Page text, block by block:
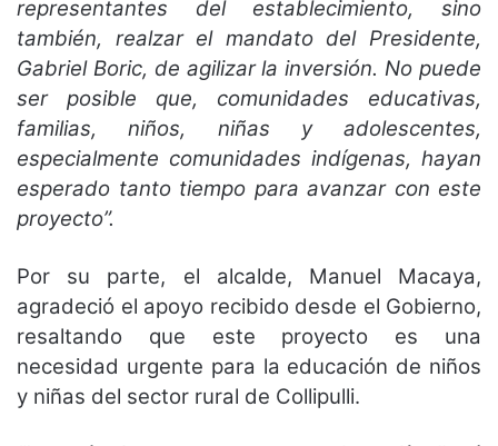
representantes del establecimiento, sino
también, realzar el mandato del Presidente,
Gabriel Boric, de agilizar la inversión. No puede
ser posible que, comunidades educativas,
familias, niños, niñas y adolescentes,
especialmente comunidades indígenas, hayan
esperado tanto tiempo para avanzar con este
proyecto”.
Por su parte, el alcalde, Manuel Macaya,
agradeció el apoyo recibido desde el Gobierno,
resaltando que este proyecto es una
necesidad urgente para la educación de niños
y niñas del sector rural de Collipulli.